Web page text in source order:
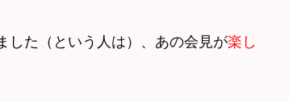
した （という人は）、あの会見が楽し